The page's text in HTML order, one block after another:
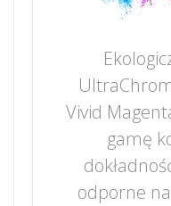
Vivid
gamę
odporne